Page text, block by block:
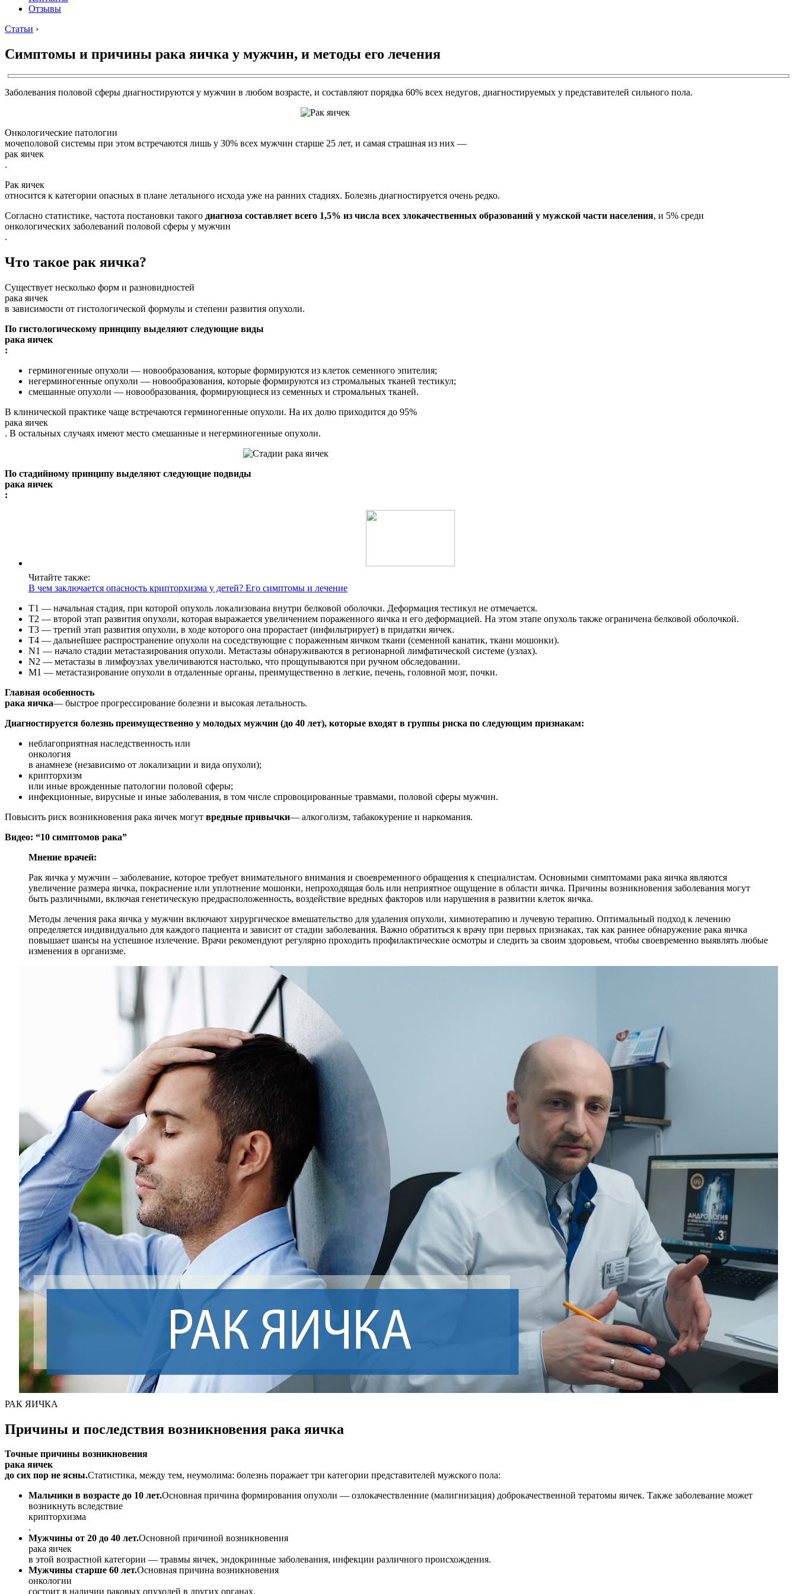
Отзывы
Статьи ›
Симптомы и причины рака яичка у мужчин, и методы его лечения
Заболевания половой сферы диагностируются у мужчин в любом возрасте, и составляют порядка 60% всех недугов, диагностируемых у представителей сильного пола.
Онкологические патологии
мочеполовой системы при этом встречаются лишь у 30% всех мужчин старше 25 лет, и самая страшная из них —
рак яичек
.
Рак яичек
относится к категории опасных в плане летального исхода уже на ранних стадиях. Болезнь диагностируется очень редко.
Согласно статистике, частота постановки такого диагноза составляет всего 1,5% из числа всех злокачественных образований у мужской части населения, и 5% среди
онкологических заболеваний половой сферы у мужчин
.
Что такое рак яичка?
Существует несколько форм и разновидностей
рака яичек
в зависимости от гистологической формулы и степени развития опухоли.
По гистологическому принципу выделяют следующие виды
рака яичек
:
герминогенные опухоли — новообразования, которые формируются из клеток семенного эпителия;
негерминогенные опухоли — новообразования, которые формируются из стромальных тканей тестикул;
смешанные опухоли — новообразования, формирующиеся из семенных и стромальных тканей.
В клинической практике чаще встречаются герминогенные опухоли. На их долю приходится до 95%
рака яичек
. В остальных случаях имеют место смешанные и негерминогенные опухоли.
По стадийному принципу выделяют следующие подвиды
рака яичек
:
Читайте также:
В чем заключается опасность крипторхизма у детей? Его симптомы и лечение
Т1 — начальная стадия, при которой опухоль локализована внутри белковой оболочки. Деформация тестикул не отмечается.
Т2 — второй этап развития опухоли, которая выражается увеличением пораженного яичка и его деформацией. На этом этапе опухоль также ограничена белковой оболочкой.
Т3 — третий этап развития опухоли, в ходе которого она прорастает (инфильтрирует) в придатки яичек.
Т4 — дальнейшее распространение опухоли на соседствующие с пораженным яичком ткани (семенной канатик, ткани мошонки).
N1 — начало стадии метастазирования опухоли. Метастазы обнаруживаются в регионарной лимфатической системе (узлах).
N2 — метастазы в лимфоузлах увеличиваются настолько, что прощупываются при ручном обследовании.
М1 — метастазирование опухоли в отдаленные органы, преимущественно в легкие, печень, головной мозг, почки.
Главная особенность
рака яичка— быстрое прогрессирование болезни и высокая летальность.
Диагностируется болезнь преимущественно у молодых мужчин (до 40 лет), которые входят в группы риска по следующим признакам:
неблагоприятная наследственность или
онкология
в анамнезе (независимо от локализации и вида опухоли);
крипторхизм
или иные врожденные патологии половой сферы;
инфекционные, вирусные и иные заболевания, в том числе спровоцированные травмами, половой сферы мужчин.
Повысить риск возникновения рака яичек могут вредные привычки— алкоголизм, табакокурение и наркомания.
Видео: “10 симптомов рака”
Мнение врачей:
Рак яичка у мужчин – заболевание, которое требует внимательного внимания и своевременного обращения к специалистам. Основными симптомами рака яичка являются
увеличение размера яичка, покраснение или уплотнение мошонки, непроходящая боль или неприятное ощущение в области яичка. Причины возникновения заболевания могут
быть различными, включая генетическую предрасположенность, воздействие вредных факторов или нарушения в развитии клеток яичка.
Методы лечения рака яичка у мужчин включают хирургическое вмешательство для удаления опухоли, химиотерапию и лучевую терапию. Оптимальный подход к лечению
определяется индивидуально для каждого пациента и зависит от стадии заболевания. Важно обратиться к врачу при первых признаках, так как раннее обнаружение рака яичка
повышает шансы на успешное излечение. Врачи рекомендуют регулярно проходить профилактические осмотры и следить за своим здоровьем, чтобы своевременно выявлять любые
изменения в организме.
РАК ЯИЧКА
Причины и последствия возникновения рака яичка
Точные причины возникновения
рака яичек
до сих пор не ясны.Статистика, между тем, неумолима: болезнь поражает три категории представителей мужского пола:
Мальчики в возрасте до 10 лет.Основная причина формирования опухоли — озлокачествленние (малигнизация) доброкачественной тератомы яичек. Также заболевание может
возникнуть вследствие
крипторхизма
.
Мужчины от 20 до 40 лет.Основной причиной возникновения
рака яичек
в этой возрастной категории — травмы яичек, эндокринные заболевания, инфекции различного происхождения.
Мужчины старше 60 лет.Основная причина возникновения
онкологии
состоит в наличии раковых опухолей в других органах.